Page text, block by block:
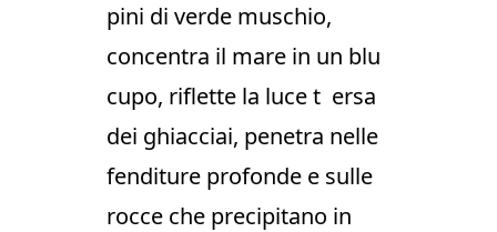
pini di verde muschio,
concentra il mare in un blu
cupo, riflette la luce t ersa
dei ghiacciai, penetra nelle
fenditure profonde e sulle
rocce che precipitano in